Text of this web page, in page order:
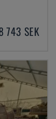
743 SEK